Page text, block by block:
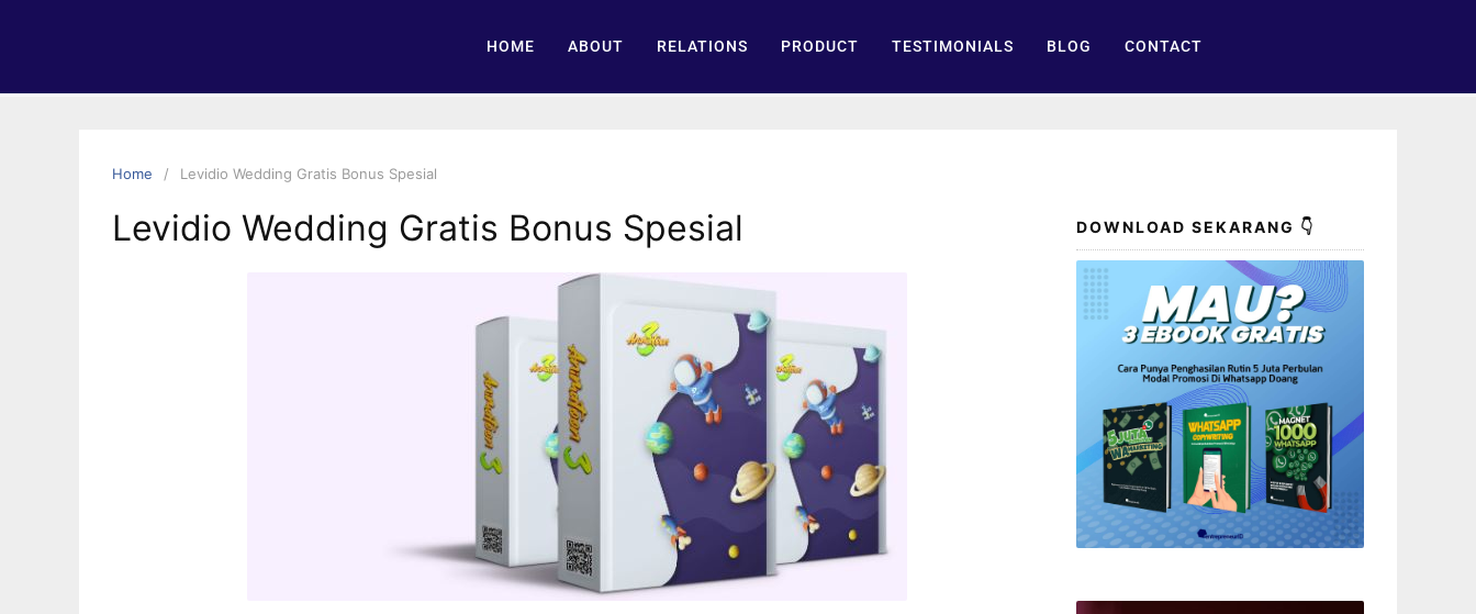
HOME ABOUT RELATIONS PRODUCT TESTIMONIALS BLOG CONTACT
Home Levidio Wedding Gratis Bonus Spesial
Levidio Wedding Gratis Bonus Spesial DOWNLOAD SEKARANG 👇